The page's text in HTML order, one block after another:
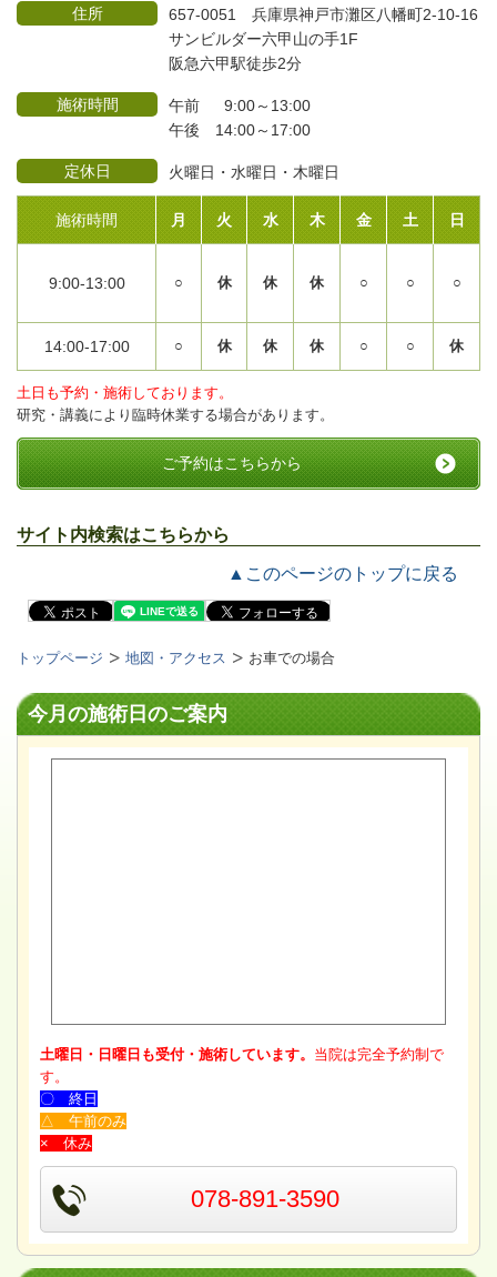
住所
657-0051 兵庫県神戸市灘区八幡町2-10-16
サンビルダー六甲山の手1F
阪急六甲駅徒歩2分
施術時間
午前 9:00～13:00
午後 14:00～17:00
定休日 火曜日・水曜日・木曜日
施術時間 月 火 水 木 金 土 日
9:00-13:00 ○ 休 休 休 ○ ○ ○
14:00-17:00 ○ 休 休 休 ○ ○ 休
土日も予約・施術しております。
研究・講義により臨時休業する場合があります。
ご予約はこちらから
サイト内検索はこちらから
▲このページのトップに戻る
トップページ 地図・アクセス お車での場合
今月の施術日のご案内
土曜日・日曜日も受付・施術しています。 当院は完全予約制で
す。
〇 終日
△ 午前のみ
× 休み
078-891-3590